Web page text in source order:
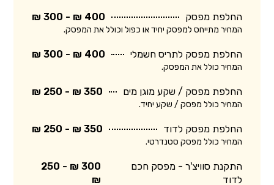
החלפת מפסק 400 ₪ - 300 ₪
המחיר מתייחס למפסק יחיד או כפול וכולל את המפסק.
החלפת מפסק לתריס חשמלי 400 ₪ - 300 ₪
המחיר כולל את המפסק.
החלפת מפסק / שקע מוגן מים 350 ₪ - 250 ₪
המחיר כולל מפסק / שקע יחיד.
החלפת מפסק לדוד 350 ₪ - 250 ₪
המחיר כולל מפסק סטנדרטי.
התקנת סוויצ'ר - מפסק חכם
לדוד
300 ₪ - 250
₪